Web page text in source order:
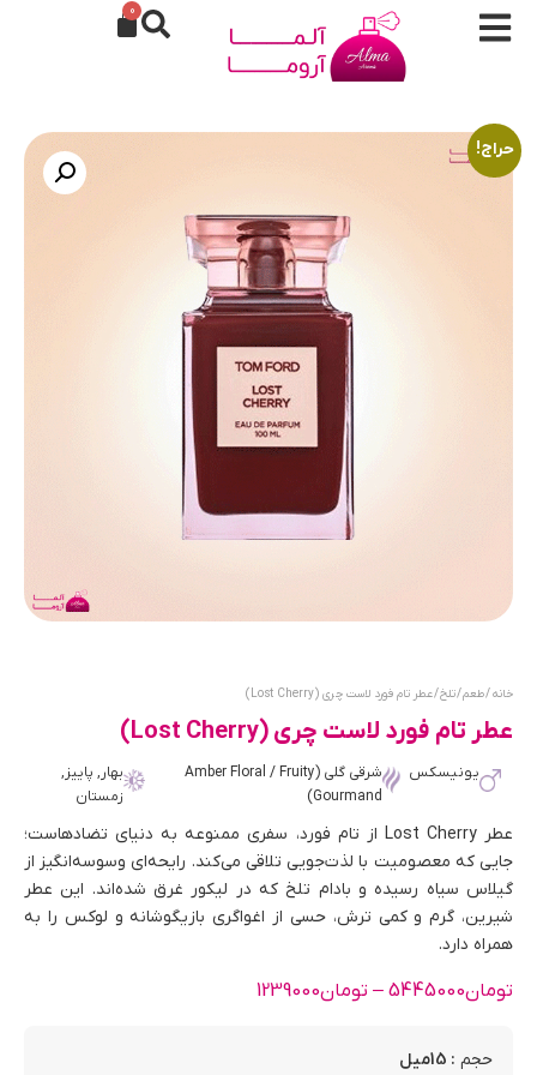
0
حراج!
خانه/طعم/تلخ/ عطر تام فورد لاست چری (Lost Cherry)
عطر تام فورد لاست چری (Lost Cherry)
یونیسکس
شرقی گلی (Amber Floral / Fruity
Gourmand)
بهار, پاییز,
زمستان
عطر Lost Cherry از تام فورد، سفری ممنوعه به دنیای تضادهاست؛
جایی که معصومیت با لذت‌جویی تلاقی می‌کند. رایحه‌ای وسوسه‌انگیز از
گیلاس سیاه رسیده و بادام تلخ که در لیکور غرق شده‌اند. این عطر
شیرین، گرم و کمی ترش، حسی از اغواگری بازیگوشانه و لوکس را به
همراه دارد.
تومان5445000
– تومان1239000
حجم : 15میل